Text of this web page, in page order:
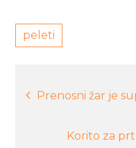
peleti
Prenosni žar je
Korito za